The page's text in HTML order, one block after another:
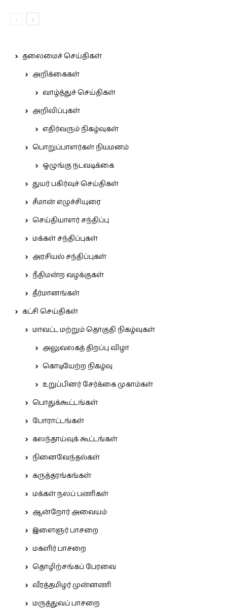
தலைமைச் செய்திகள்
அறிக்கைகள்
வாழ்த்துச் செய்திகள்
அறிவிப்புகள்
எதிர்வரும் நிகழ்வுகள்
பொறுப்பாளர்கள் நியமனம்
ஒழுங்கு நடவடிக்கை
துயர் பகிர்வுச் செய்திகள்
சீமான் எழுச்சியுரை
செய்தியாளர் சந்திப்பு
மக்கள் சந்திப்புகள்
அரசியல் சந்திப்புகள்
நீதிமன்ற வழக்குகள்
தீர்மானங்கள்
கட்சி செய்திகள்
மாவட்ட மற்றும் தொகுதி நிகழ்வுகள்
அலுவலகத் திறப்பு விழா
கொடியேற்ற நிகழ்வு
உறுப்பினர் சேர்க்கை முகாம்கள்
பொதுக்கூட்டங்கள்
போராட்டங்கள்
கலந்தாய்வுக் கூட்டங்கள்
நினைவேந்தல்கள்
கருத்தரங்கங்கள்
மக்கள் நலப் பணிகள்
ஆன்றோர் அவையம்
இளைஞர் பாசறை
மகளிர் பாசறை
தொழிற்சங்கப் பேரவை
வீரத்தமிழர் முன்னணி
மருத்துவப் பாசறை